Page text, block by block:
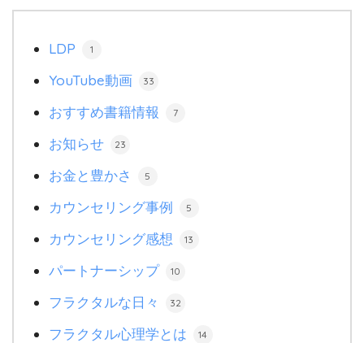
LDP 1
YouTube動画 33
おすすめ書籍情報 7
お知らせ 23
お金と豊かさ 5
カウンセリング事例 5
カウンセリング感想 13
パートナーシップ 10
フラクタルな日々 32
フラクタル心理学とは 14